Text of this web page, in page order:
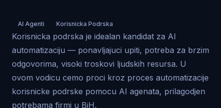
AI Agenti Korisnicka Podrska
Korisnicka podrska je idealan kandidat za AI
automatizaciju — ponavljajuci upiti, potreba za brzim
odgovorima, visoki troskovi ljudskih resursa. U
ovom vodicu cemo proci kroz proces automatizacije
korisnicke podrske pomocu AI agenata, prilagodjen
potrebama firmi u BiH.